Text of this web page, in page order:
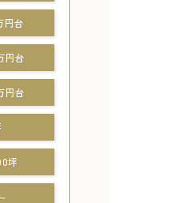
円台
円台
円台
坪